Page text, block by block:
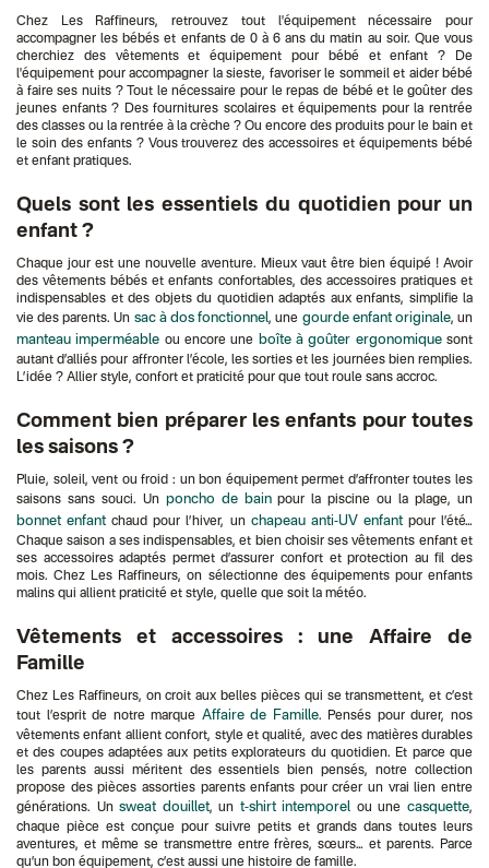
Chez Les Raffineurs, retrouvez tout l'équipement nécessaire pour
accompagner les bébés et enfants de 0 à 6 ans du matin au soir. Que vous
cherchiez des vêtements et équipement pour bébé et enfant ? De
l'équipement pour accompagner la sieste, favoriser le sommeil et aider bébé
à faire ses nuits ? Tout le nécessaire pour le repas de bébé et le goûter des
jeunes enfants ? Des fournitures scolaires et équipements pour la rentrée
des classes ou la rentrée à la crèche ? Ou encore des produits pour le bain et
le soin des enfants ? Vous trouverez des accessoires et équipements bébé
et enfant pratiques.
Quels sont les essentiels du quotidien pour un
enfant ?
Chaque jour est une nouvelle aventure. Mieux vaut être bien équipé ! Avoir
des vêtements bébés et enfants confortables, des accessoires pratiques et
indispensables et des objets du quotidien adaptés aux enfants, simplifie la
vie des parents. Un sac à dos fonctionnel, une gourde enfant originale, un
manteau imperméable ou encore une boîte à goûter ergonomiquesont
autant d’alliés pour affronter l’école, les sorties et les journées bien remplies.
L’idée ? Allier style, confort et praticité pour que tout roule sans accroc.
Comment bien préparer les enfants pour toutes
les saisons ?
Pluie, soleil, vent ou froid : un bon équipement permet d’affronter toutes les
saisons sans souci. Un poncho de bainpour la piscine ou la plage, un
bonnet enfantchaud pour l’hiver, un chapeau anti-UV enfantpour l’été…
Chaque saison a ses indispensables, et bien choisir ses vêtements enfant et
ses accessoires adaptés permet d’assurer confort et protection au fil des
mois. Chez Les Raffineurs, on sélectionne des équipements pour enfants
malins qui allient praticité et style, quelle que soit la météo.
Vêtements et accessoires : une Affaire de
Famille
Chez Les Raffineurs, on croit aux belles pièces qui se transmettent, et c’est
tout l’esprit de notre marque Affaire de Famille. Pensés pour durer, nos
vêtements enfant allient confort, style et qualité, avec des matières durables
et des coupes adaptées aux petits explorateurs du quotidien. Et parce que
les parents aussi méritent des essentiels bien pensés, notre collection
propose des pièces assorties parents enfants pour créer un vrai lien entre
générations. Unsweat douillet, un t-shirt intemporel ou unecasquette,
chaque pièce est conçue pour suivre petits et grands dans toutes leurs
aventures, et même se transmettre entre frères, sœurs… et parents. Parce
qu’un bon équipement, c’est aussi une histoire de famille.